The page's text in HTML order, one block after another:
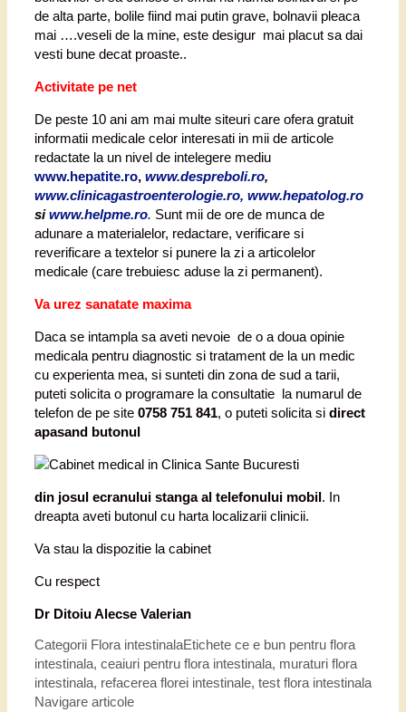
de alta parte, bolile fiind mai putin grave, bolnavii pleaca
mai ….veseli de la mine, este desigur mai placut sa dai
vesti bune decat proaste..
Activitate pe net
De peste 10 ani am mai multe siteuri care ofera gratuit
informatii medicale celor interesati in mii de articole
redactate la un nivel de intelegere mediu
www.hepatite.ro, www.despreboli.ro,
www.clinicagastroenterologie.ro, www.hepatolog.ro
siwww.helpme.ro. Sunt mii de ore de munca de
adunare a materialelor, redactare, verificare si
reverificare a textelor si punere la zi a articolelor
medicale (care trebuiesc aduse la zi permanent).
Va urez sanatate maxima
Daca se intampla sa aveti nevoie de o a doua opinie
medicala pentru diagnostic si tratament de la un medic
cu experienta mea, si sunteti din zona de sud a tarii,
puteti solicita o programare la consultatie la numarul de
telefon de pe site 0758 751 841, o puteti solicita si direct
apasand butonul
din josul ecranului stanga al telefonului mobil. In
dreapta aveti butonul cu harta localizarii clinicii.
Va stau la dispozitie la cabinet
Cu respect
Dr Ditoiu Alecse Valerian
Categorii Flora intestinalaEtichete ce e bun pentru flora
intestinala, ceaiuri pentru flora intestinala, muraturi flora
intestinala, refacerea florei intestinale, test flora intestinala
Navigare articole